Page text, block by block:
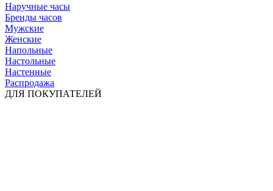
Наручные часы
Бренды часов
Мужские
Женские
Напольные
Настольные
Настенные
Распродажа
ДЛЯ ПОКУПАТЕЛЕЙ